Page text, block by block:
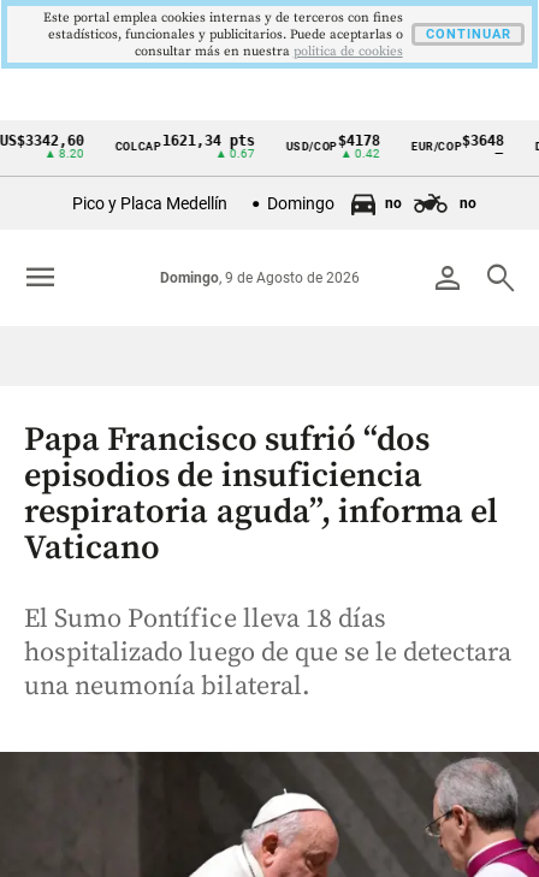
Cintillo
Colombia
COLCAP1621,34 pts USD/COP$4178
▲ 0.42
EUR/COP$3648
—
Pico y Placa Medellín Domingo no no
person search
Domingo, 9 de Agosto de 2026
menu
Papa Francisco sufrió “dos
episodios de insuficiencia
respiratoria aguda”, informa el
Vaticano
El Sumo Pontífice lleva 18 días
hospitalizado luego de que se le detectara
una neumonía bilateral.
Este portal emplea cookies internas y de terceros con fines
estadísticos, funcionales y publicitarios. Puede aceptarlas o
consultar más en nuestra politica de cookies
CONTINUAR